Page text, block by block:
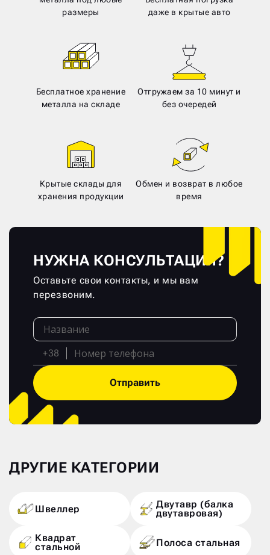
размеры
даже в крытые авто
Бесплатное хранение
металла на складе
Отгружаем за 10 минут и
без очередей
Крытые склады для
хранения продукции
Обмен и возврат в любое
время
НУЖНА КОНСУЛЬТАЦИЯ?
Оставьте свои контакты, и мы вам
перезвоним.
+38
Отправить
ДРУГИЕ КАТЕГОРИИ
Швеллер Двутавр (балка
двутавровая)
Квадрат
стальной Полоса стальная